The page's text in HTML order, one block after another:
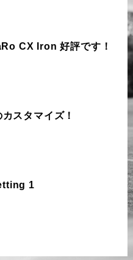
CX Iron 好評です！
スタマイズ！
1